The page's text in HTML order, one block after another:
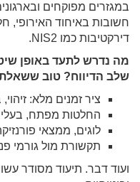
במגזרים מפוקחים
חשובות באיחוד האירופי,
דירקטיבות כמו NIS2.
מה נדרש לתעד באופן
שלב הדיווח? טוב
ציר זמנים מלא:
החלטות מפתח, בעלי
לוגים, ממצאי
תקשורת מול גורמי
ועוד דבר. תיעוד מסודר